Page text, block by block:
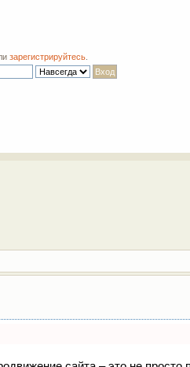
зарегистрируйтесь